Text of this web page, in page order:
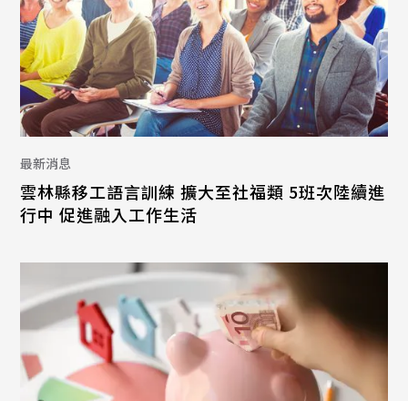
最新消息
雲林縣移工語言訓練 擴大至社福類 5班次陸續進
行中 促進融入工作生活